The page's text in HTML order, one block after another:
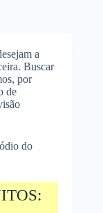
a
Buscar
por
de
do